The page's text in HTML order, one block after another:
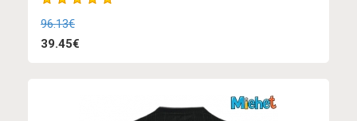
96.13€
39.45€